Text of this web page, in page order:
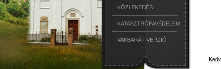
KÖZLEKEDÉS
KATASZTRÓFAVÉDELEM
VAKBARÁT VERZIÓ